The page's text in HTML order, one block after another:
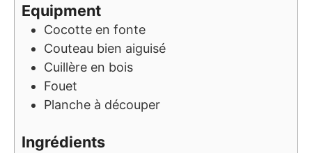
Equipment
Cocotte en fonte
Couteau bien aiguisé
Cuillère en bois
Fouet
Planche à découper
Ingrédients